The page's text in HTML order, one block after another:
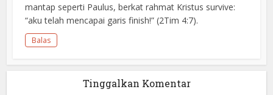
mantap seperti Paulus, berkat rahmat Kristus survive:
“aku telah mencapai garis finish!” (2Tim 4:7).
Balas
Tinggalkan Komentar